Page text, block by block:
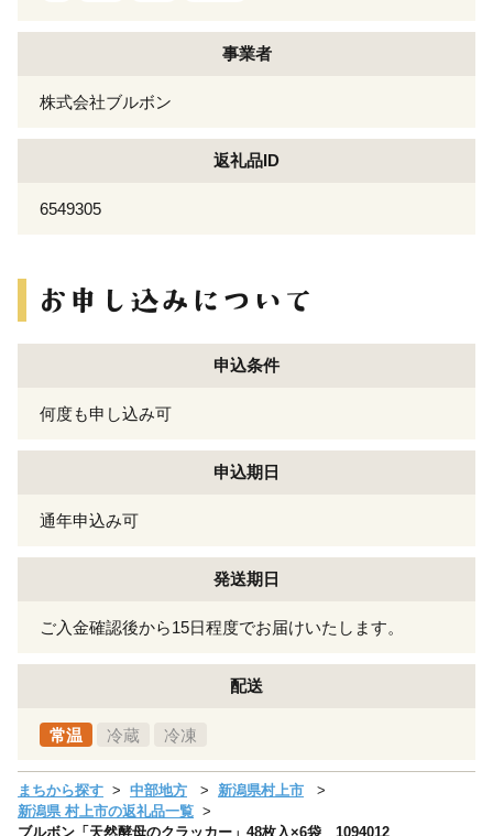
事業者
株式会社ブルボン
返礼品ID
6549305
申込条件
何度も申し込み可
申込期日
通年申込み可
発送期日
ご入金確認後から15日程度でお届けいたします。
配送
常温 冷蔵 冷凍
まちから探す 中部地方
新潟県村上市
新潟県 村上市の返礼品一覧
ブルボン「天然酵母のクラッカー」48枚入×6袋 1094012